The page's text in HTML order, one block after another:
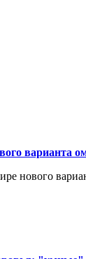
варианта
нового